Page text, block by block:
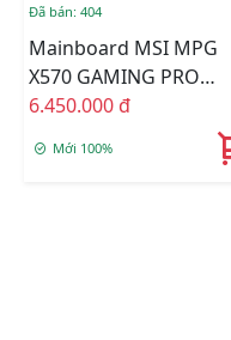
Đã bán: 404
Mainboard MSI MPG
X570 GAMING PRO
CARBON WIFI
6.450.000 đ
Mới 100%